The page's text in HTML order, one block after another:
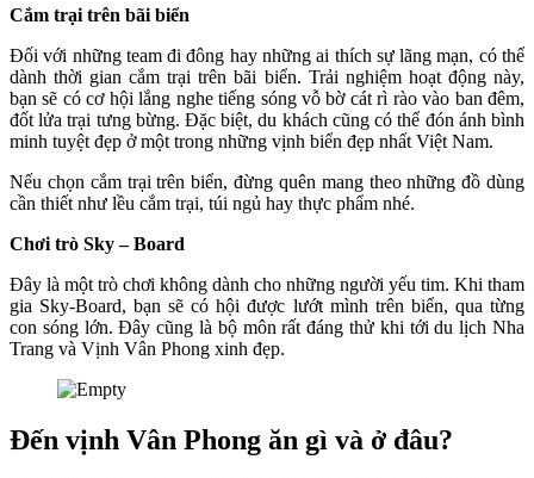
Cắm trại trên bãi biển
Đối với những team đi đông hay những ai thích sự lãng mạn, có thể
dành thời gian cắm trại trên bãi biển. Trải nghiệm hoạt động này,
bạn sẽ có cơ hội lắng nghe tiếng sóng vỗ bờ cát rì rào vào ban đêm,
đốt lửa trại tưng bừng. Đặc biệt, du khách cũng có thể đón ánh bình
minh tuyệt đẹp ở một trong những vịnh biển đẹp nhất Việt Nam.
Nếu chọn cắm trại trên biển, đừng quên mang theo những đồ dùng
cần thiết như lều cắm trại, túi ngủ hay thực phẩm nhé.
Chơi trò Sky – Board
Đây là một trò chơi không dành cho những người yếu tim. Khi tham
gia Sky-Board, bạn sẽ có hội được lướt mình trên biển, qua từng
con sóng lớn. Đây cũng là bộ môn rất đáng thử khi tới du lịch Nha
Trang và Vịnh Vân Phong xinh đẹp.
Đến vịnh Vân Phong ăn gì và ở đâu?